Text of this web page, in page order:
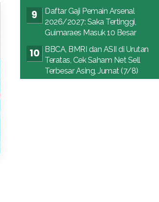
Daftar Gaji Pemain Arsenal
2026/2027: Saka Tertinggi,
Guimaraes Masuk 10 Besar
BBCA, BMRI dan ASII di Urutan
Teratas, Cek Saham Net Sell
Terbesar Asing, Jumat (7/8)